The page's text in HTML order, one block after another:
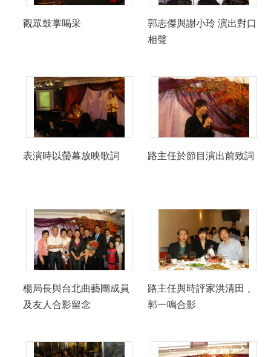
觀眾鼓掌喝采
郭志傑與謝小玲 演出對口
相聲
表演時以螢幕放映歌詞 路主任於節目演出前致詞
楊局長與台北曲藝團成員
及友人合影留念
路主任與時評家洪清田 、
郭一鳴合影